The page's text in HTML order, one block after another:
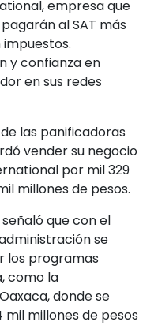
empresa que
al SAT más
y confianza en
en sus redes
las panificadoras
vender su negocio
por mil 329
millones de pesos.
que con el
se
los programas
como la
donde se
millones de pesos